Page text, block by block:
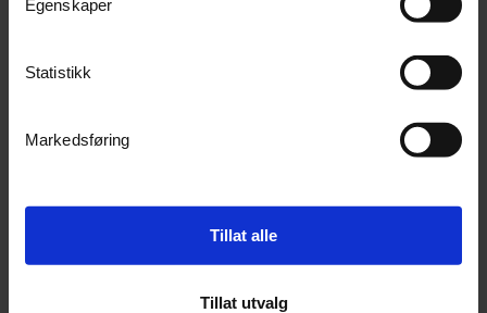
Egenskaper
Statistikk
Markedsføring
Tillat alle
Tillat utvalg
Ikke på lager (0dager)
Knivdisker for LUBA 3 AWD
Ikke på lager (0dager)